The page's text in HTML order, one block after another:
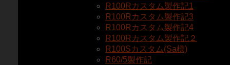
R100Rカスタム製作記1
R100Rカスタム製作記3
R100Rカスタム製作記4
R100Rカスタム製作記２
R100Sカスタム(Sa様)
R60/5製作記